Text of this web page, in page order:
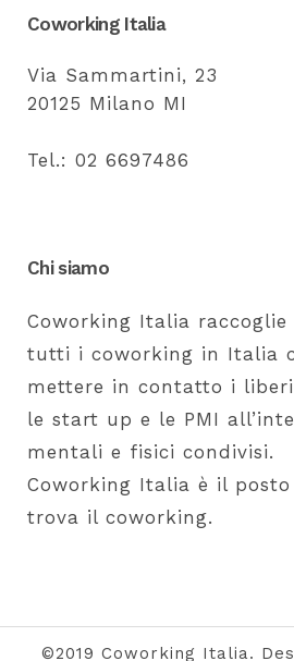
Coworking Italia
Via Sammartini, 23
20125 Milano MI
Tel.: 02 6697486
Chi siamo
Coworking Italia
tutti i coworking in Italia
mettere in contatto i
le start up e le PMI
mentali e fisici condivisi.
Coworking Italia è il
trova il coworking.
©2019 Coworking Italia.